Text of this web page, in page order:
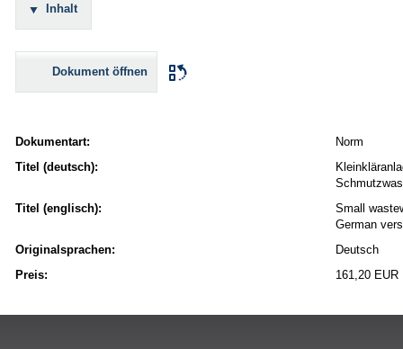
Inhalt
Dokument öffnen
Dokumentart:
Norm
Titel (deutsch):
Titel (englisch):
Small
German
Originalsprachen:
Deutsch
Preis:
161,20 EUR